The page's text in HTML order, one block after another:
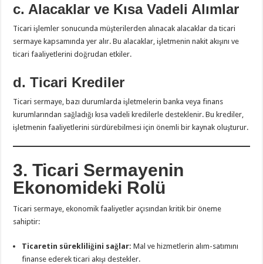
c. Alacaklar ve Kısa Vadeli Alımlar
Ticari işlemler sonucunda müşterilerden alınacak alacaklar da ticari
sermaye kapsamında yer alır. Bu alacaklar, işletmenin nakit akışını ve
ticari faaliyetlerini doğrudan etkiler.
d. Ticari Krediler
Ticari sermaye, bazı durumlarda işletmelerin banka veya finans
kurumlarından sağladığı kısa vadeli kredilerle desteklenir. Bu krediler,
işletmenin faaliyetlerini sürdürebilmesi için önemli bir kaynak oluşturur.
3. Ticari Sermayenin
Ekonomideki Rolü
Ticari sermaye, ekonomik faaliyetler açısından kritik bir öneme
sahiptir:
Ticaretin sürekliliğini sağlar: Mal ve hizmetlerin alım-satımını
finanse ederek ticari akışı destekler.